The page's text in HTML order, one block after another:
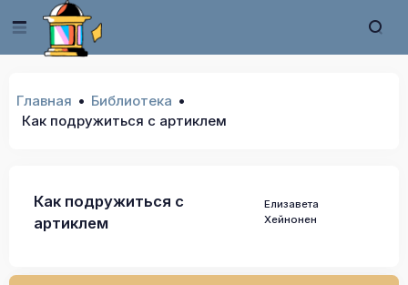
Главная
Библиотека
Как подружиться с артиклем
Как подружиться с
артиклем
Елизавета
Хейнонен